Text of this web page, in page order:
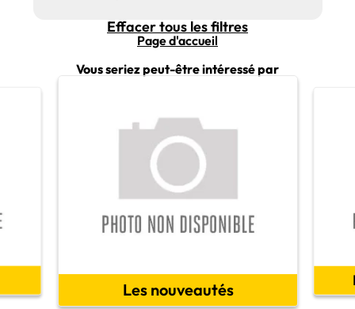
Effacer tous les filtres
Page d'accueil
Vous seriez peut-être intéressé par
Les nouveautés